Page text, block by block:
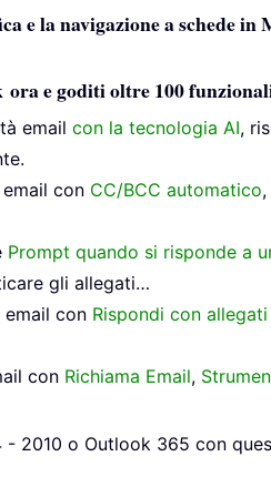
e la navigazione a schede
e goditi oltre 100
email con la tecnologia AI,
con CC/BCC automatico,
Prompt quando si risponde a
gli allegati…
email con Rispondi con
con Richiama Email,
2010 o Outlook 365 con